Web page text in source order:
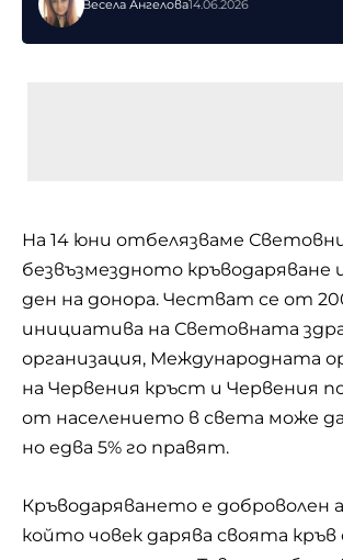
Весела Ангелова14.06.2026
На 14 юни отбелязваме
безвъзмездното кръводаряване
ден на донора. Честват се от
инициатива на Световната
организация, Международната
на Червения кръст и Червения
от населението в света може да
но едва 5% го правят.
Кръводаряването е доброволен
който човек дарява своята кръв